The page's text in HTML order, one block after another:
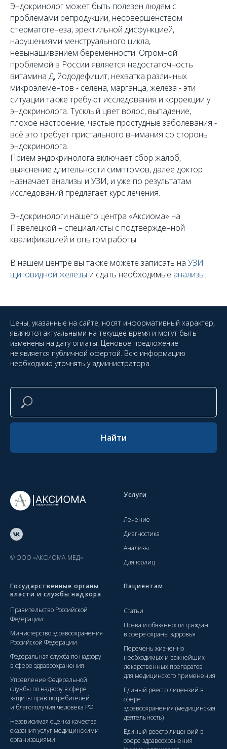
Эндокринолог может быть полезен людям с
проблемами репродукции, несовершенством
сперматогенеза, эректильной дисфункцией,
нарушениями менструального цикла,
невынашиванием беременности. Огромной
проблемой в России является недостаточность
витамина Д, йододефицит, нехватка различных
микроэлементов - селена, марганца, железа - эти
ситуации также требуют исследования и коррекции у
эндокринолога. Тусклый цвет волос, выпадение,
плохое настроение, частые простудные заболевания -
всё это требует пристального внимания со стороны
эндокринолога.
Приём эндокринолога включает сбор жалоб,
выяснение длительности симптомов, далее доктор
назначает анализы и УЗИ, и уже по результатам
исследований предлагает курс лечения.
Эндокринологи нашего центра «Аксиома» на
Павелецкой – специалисты с подтвержденной
квалификацией и опытом работы.
В нашем центре вы также можете записать на УЗИ
щитовидной железы и сдать необходимые анализы.
Цены, указанные на сайте, носят информативный характер,
являются актуальными на текущее время и могут быть
изменены на дату оплаты. Ценовое предложение
не является публичной офертой. Всю информацию
необходимо уточнять у администратора.
Найти
© ООО «АКСИОМА-МЕД»
Услуги
Лечение
Диагностика
Анализы
Для юрлиц
Государственные органы
власти и службы надзора
Правительство Российской
Федерации
Министерство здравоохранения
Российской Федерации
Федеральная служба по надзору
в сфере здравоохранения
Управление Федеральной
службы по надзору в сфере
защиты прав потребителей
и благополучия человека РФ
Независимая оценка качества
оказания услуг медицинскими
организациями
Пациентам
Статьи
Права и обязанности граждан
в сфере охраны здоровья
Перечень жизненно
необходимых и важнейших
лекарственных препаратов
для медицинского применения
Единый реестр лицензий в
сфере
здравоохранения (медицинская
деятельность)
Единый реестр лицензий в
сфере здравоохранения